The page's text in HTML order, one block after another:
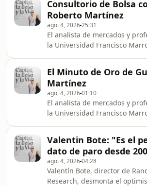
Consultorio de Bolsa
Roberto Martínez
ago. 4, 202625:31
El analista de mercados y
la Universidad Francisco
El Minuto de Oro de
Martínez
ago. 4, 202601:10
El analista de mercados y
la Universidad Francisco
Valentin Bote: "Es el
dato de paro desde
ago. 4, 202604:28
Valentín Bote, director de
Research, desmonta el